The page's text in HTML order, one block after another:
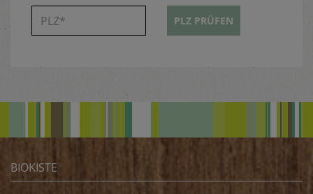
PLZ PRÜFEN
BIOKISTE